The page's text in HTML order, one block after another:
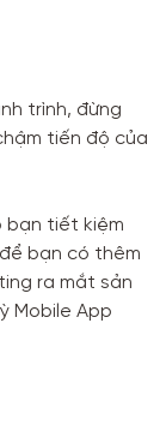
trình, đừng
tiến độ của
bạn tiết kiệm
bạn có thêm
ra mắt sản
Mobile App